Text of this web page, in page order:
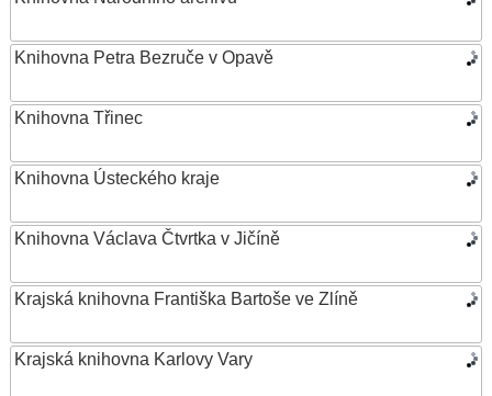
Knihovna Petra Bezruče v Opavě
Knihovna Třinec
Knihovna Ústeckého kraje
Knihovna Václava Čtvrtka v Jičíně
Krajská knihovna Františka Bartoše ve Zlíně
Krajská knihovna Karlovy Vary